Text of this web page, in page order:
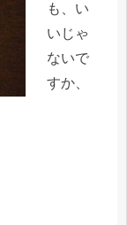
も、い
いじゃ
ないで
すか、